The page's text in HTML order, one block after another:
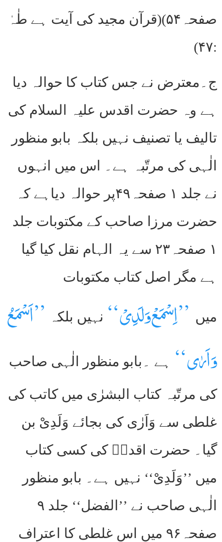
صفحہ۵۴)(قرآن مجید کی آیت ہے طٰہٰ
:۴۷)
ج۔معترض نے جس کتاب کا حوالہ دیا
ہے وہ حضرت اقدس علیہ السلام کی
تالیف یا تصنیف نہیں بلکہ بابو منظور
الٰہی کی مرتّبہ ہے۔ اس میں انہوں
نے جلد ۱ صفحہ۴۹پر حوالہ دیاہے کہ
حضرت مرزا صاحب کے مکتوبات جلد
۱ صفحہ۲۳ سے یہ الہام نقل کیا گیا
ہے مگر اصل کتاب مکتوبات
میں ’’اِسْمَعْ وَلَدِیْ ‘‘ نہیں بلکہ ’’اَسْمَعُ
وَاَرٰی ‘‘ ہے ۔بابو منظور الٰہی صاحب
کی مرتّبہ کتاب البشرٰی میں کاتب کی
غلطی سے وَاَرٰی کی بجائے وَلَدِیْ بن
گیا۔ حضرت اقدسؑ کی کسی کتاب
میں ’’وَلَدِیْ‘‘ نہیں ہے۔ بابو منظور
الٰہی صاحب نے ’’الفضل‘‘ جلد ۹
صفحہ۹۶ میں اس غلطی کا اعتراف